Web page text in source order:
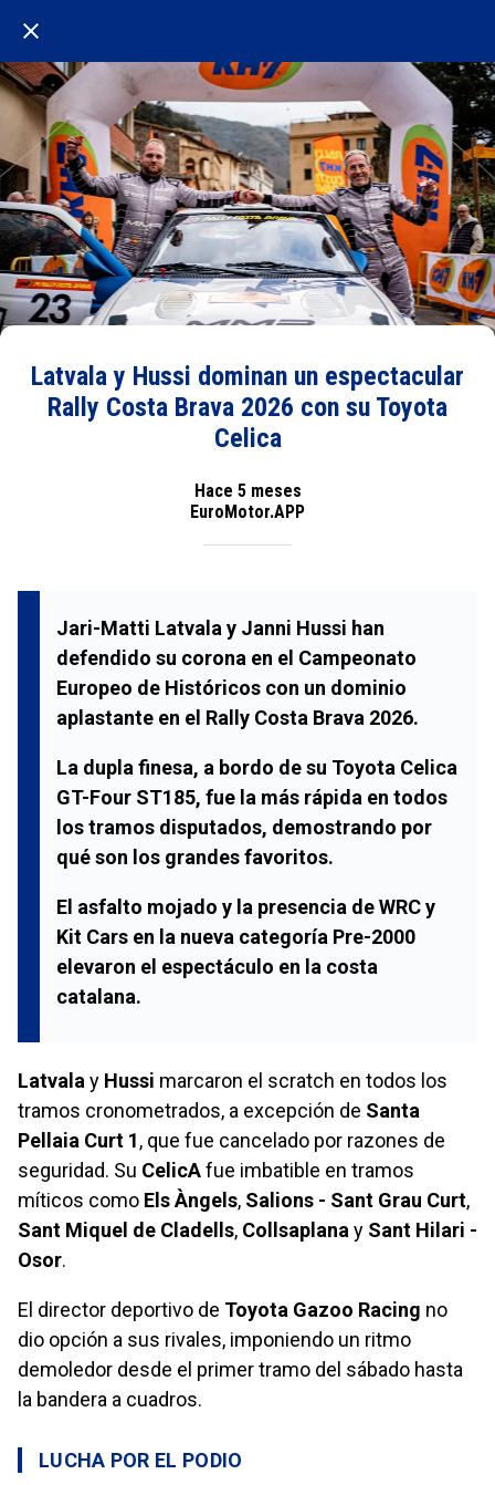
Latvala y Hussi dominan un espectacular
Rally Costa Brava 2026 con su Toyota
Celica
Hace 5 meses
EuroMotor.APP
Jari-Matti Latvala y Janni Hussi han
defendido su corona en el Campeonato
Europeo de Históricos con un dominio
aplastante en el Rally Costa Brava 2026.
La dupla finesa, a bordo de su Toyota Celica
GT-Four ST185, fue la más rápida en todos
los tramos disputados, demostrando por
qué son los grandes favoritos.
El asfalto mojado y la presencia deWRCy
Kit Cars en la nueva categoría Pre-2000
elevaron el espectáculo en la costa
catalana.
Latvala y Hussi marcaron el scratch en todos los
tramos cronometrados, a excepción de Santa
Pellaia Curt 1, que fue cancelado por razones de
seguridad. Su CelicAfue imbatible en tramos
míticos como Els Àngels, Salions - Sant Grau Curt,
Sant Miquel de Cladells, Collsaplana y Sant Hilari -
Osor.
El director deportivo de Toyota Gazoo Racing no
dio opción a sus rivales, imponiendo un ritmo
demoledor desde el primer tramo del sábado hasta
la bandera a cuadros.
LUCHA POR EL PODIO